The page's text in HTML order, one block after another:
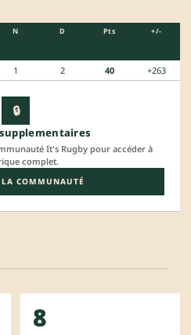
N D Pts +/-
1 2 40 +263
🔒
It's Rugby pour accéder à
complet.
COMMUNAUTÉ
8